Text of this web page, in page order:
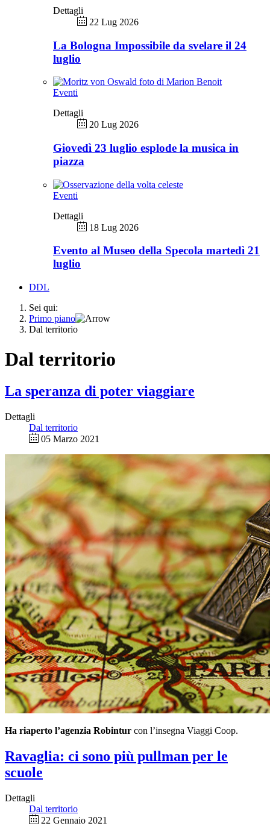
Dettagli
22 Lug 2026
La Bologna Impossibile da svelare il 24
luglio
Eventi
Dettagli
20 Lug 2026
Giovedì 23 luglio esplode la musica in
piazza
Eventi
Dettagli
18 Lug 2026
Evento al Museo della Specola martedì 21
luglio
DDL
Sei qui:
Primo piano
Dal territorio
Dal territorio
La speranza di poter viaggiare
Dettagli
Dal territorio
05 Marzo 2021
Ha riaperto l’agenzia Robintur con l’insegna Viaggi Coop.
Ravaglia: ci sono più pullman per le
scuole
Dettagli
Dal territorio
22 Gennaio 2021